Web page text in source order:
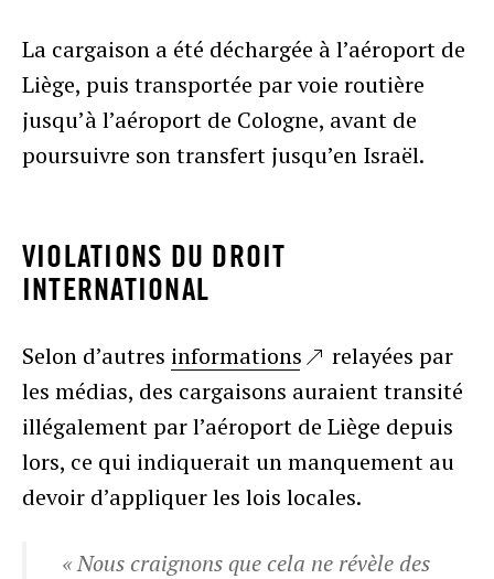
La cargaison a été déchargée à l’aéroport de
Liège, puis transportée par voie routière
jusqu’à l’aéroport de Cologne, avant de
poursuivre son transfert jusqu’en Israël.
VIOLATIONS DU DROIT
INTERNATIONAL
Selon d’autres informations
relayées par
les médias, des cargaisons auraient transité
illégalement par l’aéroport de Liège depuis
lors, ce qui indiquerait un manquement au
devoir d’appliquer les lois locales.
« Nous craignons que cela ne révèle des